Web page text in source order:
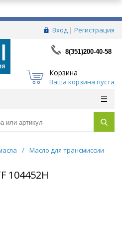
Вход | Регистрация
8(351)200-40-58
Корзина
Ваша корзина пуста
/ Масло для трансмиссии
104452H